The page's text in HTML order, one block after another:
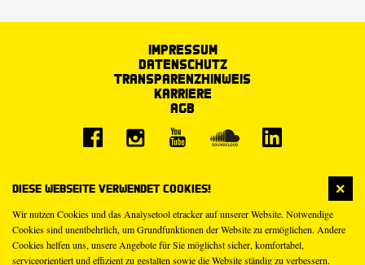
Diese Webseite verwendet Cookies!
Wir nutzen Cookies und das Analysetool etracker auf unserer Website. Notwendige
Cookies sind unentbehrlich, um Grundfunktionen der Website zu ermöglichen. Andere
Cookies helfen uns, unsere Angebote für Sie möglichst sicher, komfortabel,
serviceorientiert und effizient zu gestalten sowie die Website ständig zu verbessern.
Impressum
Datenschutz
Transparenzhinweis
Karriere
AGB